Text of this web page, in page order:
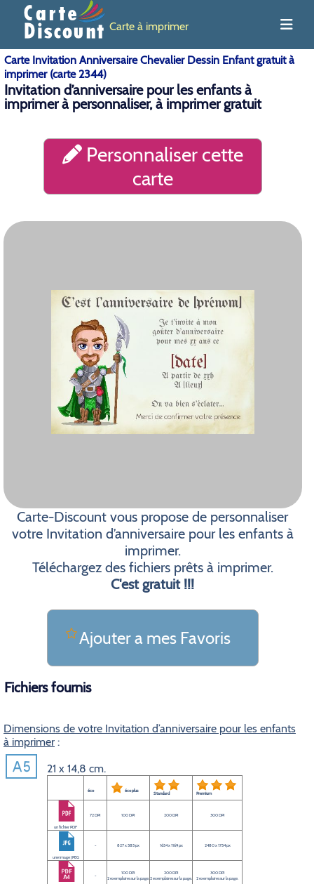
Carte à imprimer
Carte Invitation Anniversaire Chevalier Dessin Enfant gratuit à
imprimer (carte 2344)
Invitation d’anniversaire pour les enfants à
imprimer à personnaliser, à imprimer gratuit
Personnaliser cette
carte
Carte-Discount vous propose de personnaliser
votre Invitation d’anniversaire pour les enfants à
imprimer.
Téléchargez des fichiers prêts à imprimer.
C'est gratuit !!!
Ajouter a mes Favoris
Fichiers fournis
Dimensions de votre Invitation d’anniversaire pour les enfants
à imprimer :
21 x 14,8 cm.
éco éco plus Standard Premium
un fichier PDF
72 DPI 100 DPI 200 DPI 300 DPI
une image JPEG
- 827 x 585 px 1654 x 1169 px 2480 x 1754 px
-
100 DPI
2 exemplaires sur la page.
200 DPI
2 exemplaires sur la page.
300 DPI
2 exemplaires sur la page.